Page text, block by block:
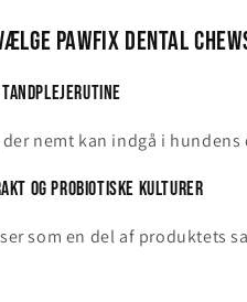
Pawfix Dental
tandplejerutine
nemt kan indgå i hundens
og probiotiske kulturer
som en del af produktets